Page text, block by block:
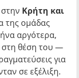
Κρήτη και
της ομάδας
αργότερα,
στη θέση του —
για
σε εξέλιξη.